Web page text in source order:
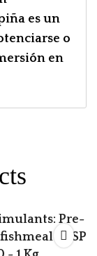
es un
o
en